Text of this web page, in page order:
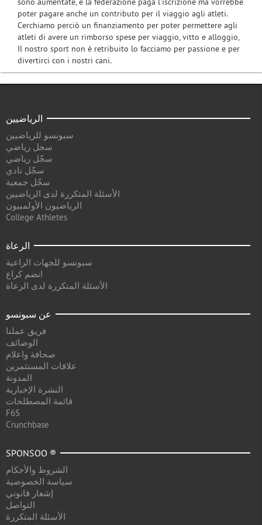
poter pagare anche un contributo per il viaggio agli atleti.
Cerchiamo perciò un finanziamento per poter permettere agli
atleti di avere un rimborso spese per viaggio, vitto e alloggio,
Il nostro sport non è retribuito lo facciamo per passione e per
divertirci con i nostri cani.
الرياضيين
سبونسو للرياضيين
سجل رياضي
سجّل رياضي
سجّل نادي
سجّل جمعية
الأسئلة المتكررة لدى الرياضيين
الرياضيون الأولمبيون
College Athletes
الرعاة
سبونسو للجهات الراعية
انضم كراع
الأسئلة المتكررة لدى الرعاة
عن سبونسو
فريق عملنا
الوضائف
صحافة واعلام
علاقات المستثمرين
المدونة
النشرة الإخبارية
قائمة المصطلحات
F6S
Crunchbase
SPONSOO ®
الشروط والأحكام
سياسة الخصوصية
إشعار قانوني
التواصل
الأسئلة المتكررة